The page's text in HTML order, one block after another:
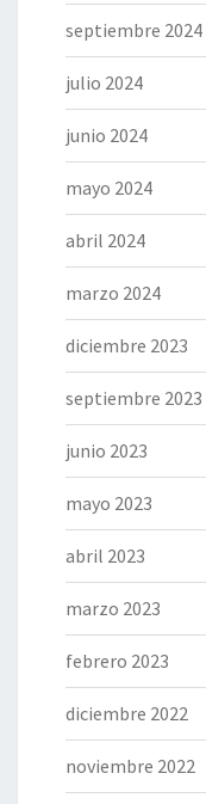
septiembre 2024
julio 2024
junio 2024
mayo 2024
abril 2024
marzo 2024
diciembre 2023
septiembre 2023
junio 2023
mayo 2023
abril 2023
marzo 2023
febrero 2023
diciembre 2022
noviembre 2022